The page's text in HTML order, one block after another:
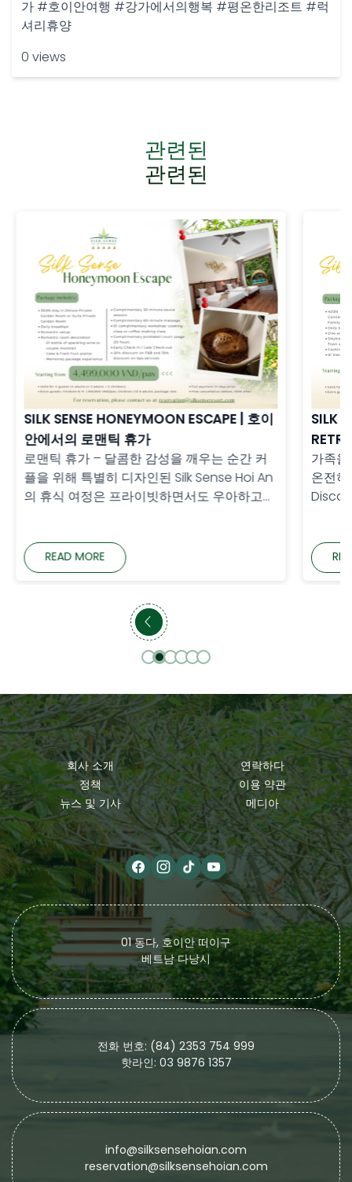
가 #호이안여행 #강가에서의행복 #평온한리조트 #럭
셔리휴양
0 views
관련된
관련된
SILK SENSE HONEYMOON ESCAPE | 호이
안에서의 로맨틱 휴가
로맨틱 휴가 – 달콤한 감성을 깨우는 순간 커
플을 위해 특별히 디자인된 Silk Sense Hoi An
의 휴식 여정은 프라이빗하면서도 우아하고
함께하는 매 순간이 더욱 완벽하고 소중하게
느껴집니다. 이곳에서의 부드러운 아침, 수영
따뜻한 저녁 식사는 두 사람만의 로맨틱한 휴
가를 완성합니다.그 […]
READ MORE
SILK
가족
온전히
입니다
부터
회사 소개
연락하다
정책
이용 약관
뉴스 및 기사
메디아
01 동다, 호이안 떠이구
베트남 다낭시
전화 번호: (84) 2353 754 999
핫라인: 03 9876 1357
info@silksensehoian.com
reservation@silksensehoian.com